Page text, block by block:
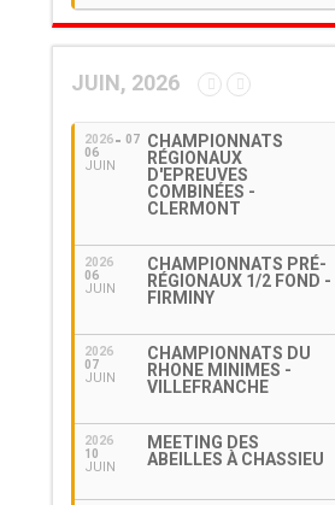
JUIN, 2026
2026
06
JUIN
07
CHAMPIONNATS
RÉGIONAUX
D'EPREUVES
COMBINÉES -
CLERMONT
2026
06
JUIN
CHAMPIONNATS PRÉ-
RÉGIONAUX 1/2 FOND -
FIRMINY
2026
07
JUIN
CHAMPIONNATS DU
RHONE MINIMES -
VILLEFRANCHE
2026
10
JUIN
MEETING DES
ABEILLES À CHASSIEU